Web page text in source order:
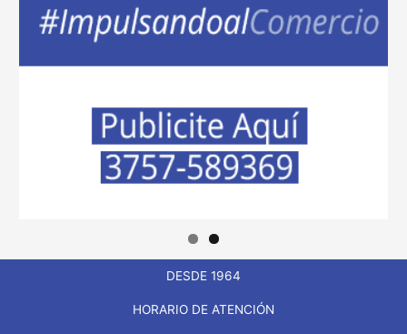
DESDE 1964
HORARIO DE ATENCIÓN